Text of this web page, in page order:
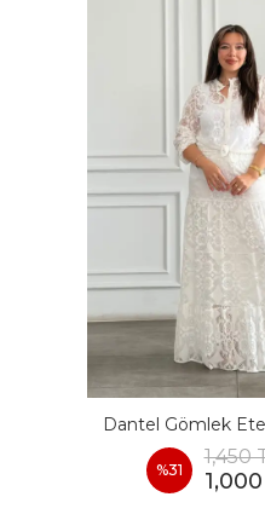
Dantel Gömlek
%31
1,450